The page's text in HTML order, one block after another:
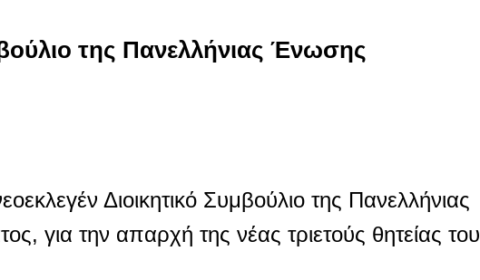
της Πανελλήνιας Ένωσης
Διοικητικό Συμβούλιο της Πανελλήνιας
για την απαρχή της νέας τριετούς θητείας